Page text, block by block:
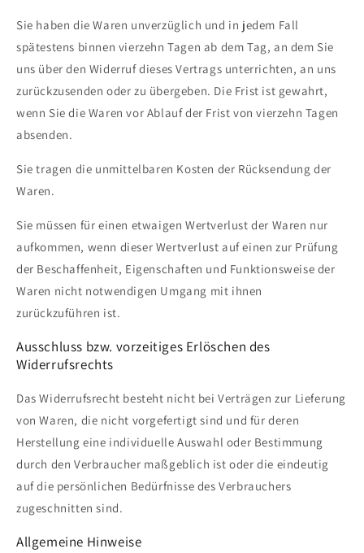
Sie haben die Waren unverzüglich und in jedem Fall
spätestens binnen vierzehn Tagen ab dem Tag, an dem Sie
uns über den Widerruf dieses Vertrags unterrichten, an uns
zurückzusenden oder zu übergeben. Die Frist ist gewahrt,
wenn Sie die Waren vor Ablauf der Frist von vierzehn Tagen
absenden.
Sie tragen die unmittelbaren Kosten der Rücksendung der
Waren.
Sie müssen für einen etwaigen Wertverlust der Waren nur
aufkommen, wenn dieser Wertverlust auf einen zur Prüfung
der Beschaffenheit, Eigenschaften und Funktionsweise der
Waren nicht notwendigen Umgang mit ihnen
zurückzuführen ist.
Ausschluss bzw. vorzeitiges Erlöschen des
Widerrufsrechts
Das Widerrufsrecht besteht nicht bei Verträgen zur Lieferung
von Waren, die nicht vorgefertigt sind und für deren
Herstellung eine individuelle Auswahl oder Bestimmung
durch den Verbraucher maßgeblich ist oder die eindeutig
auf die persönlichen Bedürfnisse des Verbrauchers
zugeschnitten sind.
Allgemeine Hinweise